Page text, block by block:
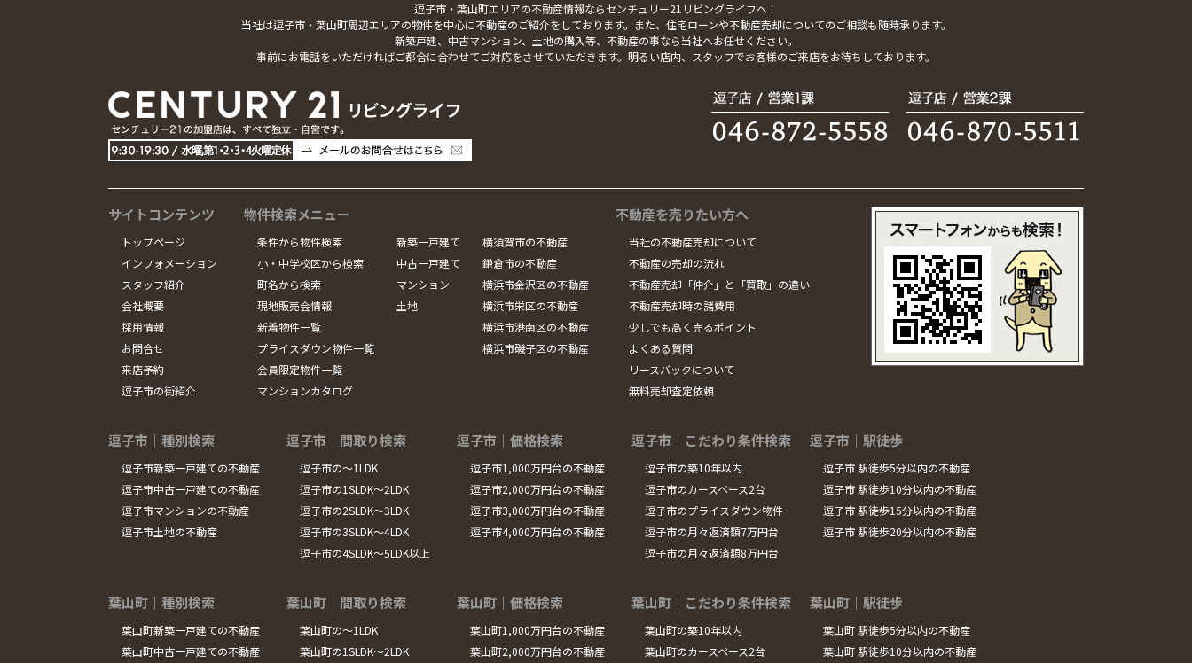
逗子市・葉山町エリアの不動産情報ならセンチュリー21リビングライフへ！
当社は逗子市・葉山町周辺エリアの物件を中心に不動産のご紹介をしております。また、住宅ローンや不動産売却についてのご相談も随時承ります。
新築戸建、中古マンション、土地の購入等、不動産の事なら当社へお任せください。
事前にお電話をいただければご都合に合わせてご対応をさせていただきます。明るい店内、スタッフでお客様のご来店をお待ちしております。
サイトコンテンツ
トップページ
インフォメーション
スタッフ紹介
会社概要
採用情報
お問合せ
来店予約
逗子市の街紹介
物件検索メニュー
条件から物件検索
小・中学校区から検索
町名から検索
現地販売会情報
新着物件一覧
プライスダウン物件一覧
会員限定物件一覧
マンションカタログ
新築一戸建て
中古一戸建て
マンション
土地
横須賀市の不動産
鎌倉市の不動産
横浜市金沢区の不動産
横浜市栄区の不動産
横浜市港南区の不動産
横浜市磯子区の不動産
不動産を売りたい方へ
当社の不動産売却について
不動産の売却の流れ
不動産売却「仲介」と「買取」の違い
不動産売却時の諸費用
少しでも高く売るポイント
よくある質問
リースバックについて
無料売却査定依頼
逗子市｜種別検索
逗子市新築一戸建ての不動産
逗子市中古一戸建ての不動産
逗子市マンションの不動産
逗子市土地の不動産
逗子市｜間取り検索
逗子市の～1LDK
逗子市の1SLDK～2LDK
逗子市の2SLDK～3LDK
逗子市の3SLDK～4LDK
逗子市の4SLDK～5LDK以上
逗子市｜価格検索
逗子市1,000万円台の不動産
逗子市2,000万円台の不動産
逗子市3,000万円台の不動産
逗子市4,000万円台の不動産
逗子市｜こだわり条件検索
逗子市の築10年以内
逗子市のカースペース2台
逗子市のプライスダウン物件
逗子市の月々返済額7万円台
逗子市の月々返済額8万円台
逗子市｜駅徒歩
逗子市 駅徒歩5分以内の不動産
逗子市 駅徒歩10分以内の不動産
逗子市 駅徒歩15分以内の不動産
逗子市 駅徒歩20分以内の不動産
葉山町｜種別検索
葉山町新築一戸建ての不動産
葉山町中古一戸建ての不動産
葉山町｜間取り検索
葉山町の～1LDK
葉山町の1SLDK～2LDK
葉山町｜価格検索
葉山町1,000万円台の不動産
葉山町2,000万円台の不動産
葉山町｜こだわり条件検索
葉山町の築10年以内
葉山町のカースペース2台
葉山町｜駅徒歩
葉山町 駅徒歩5分以内の不動産
葉山町 駅徒歩10分以内の不動産